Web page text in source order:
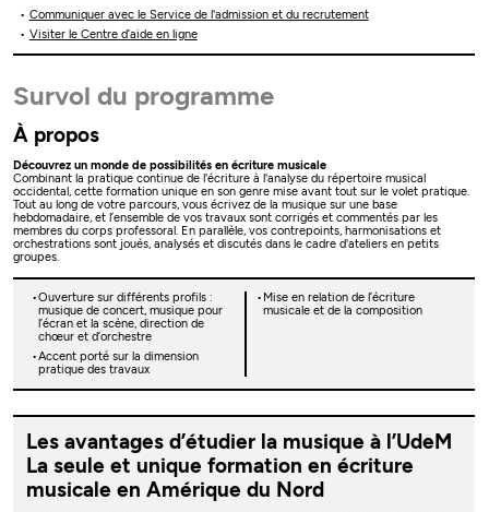
Communiquer avec le Service de l'admission et du recrutement
Visiter le Centre d’aide en ligne
Survol du programme
À propos
Découvrez un monde de possibilités en écriture musicale
Combinant la pratique continue de l'écriture à l'analyse du répertoire musical
occidental, cette formation unique en son genre mise avant tout sur le volet pratique.
Tout au long de votre parcours, vous écrivez de la musique sur une base
hebdomadaire, et l’ensemble de vos travaux sont corrigés et commentés par les
membres du corps professoral. En parallèle, vos contrepoints, harmonisations et
orchestrations sont joués, analysés et discutés dans le cadre d'ateliers en petits
groupes.
Ouverture sur différents profils :
musique de concert, musique pour
l’écran et la scène, direction de
chœur et d’orchestre
Mise en relation de l’écriture
musicale et de la composition
Accent porté sur la dimension
pratique des travaux
Les avantages d’étudier la musique à l’UdeM
La seule et unique formation en écriture
musicale en Amérique du Nord